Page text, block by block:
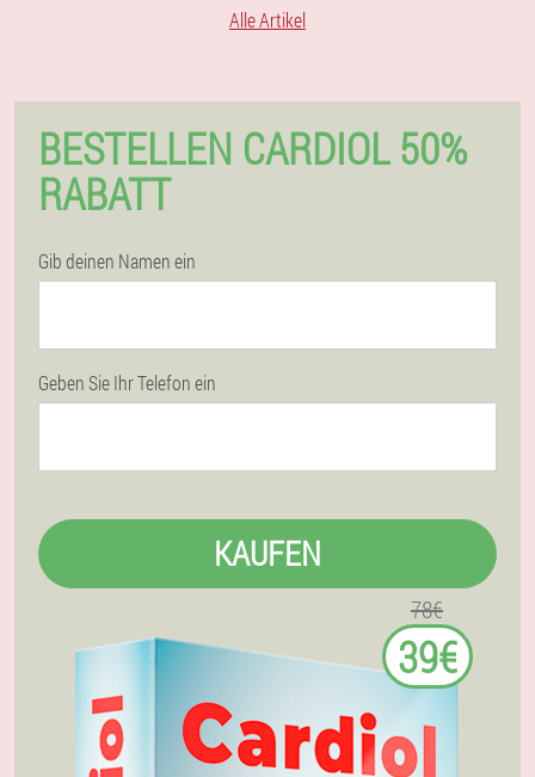
Alle Artikel
BESTELLEN CARDIOL 50%
RABATT
Gib deinen Namen ein
Geben Sie Ihr Telefon ein
KAUFEN
78€
39€